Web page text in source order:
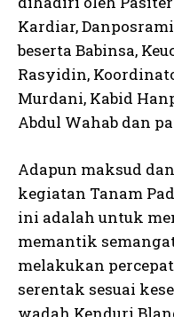
Kardiar,
beserta Babinsa,
Rasyidin,
Murdani, Kabid
Abdul Wahab dan
Adapun maksud
kegiatan Tanam
ini adalah untuk
memantik
melakukan
serentak sesuai